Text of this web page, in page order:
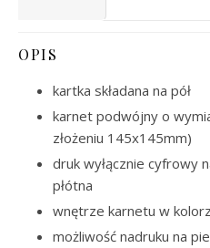
OPIS
kartka składana na pół
karnet podwójny o
złożeniu 145x145mm)
druk wyłącznie cyfrowy
płótna
wnętrze karnetu w
możliwość nadruku na